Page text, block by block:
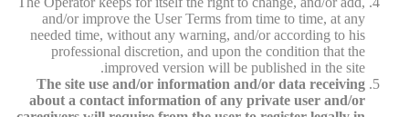
and/or improve the User Terms from time to time, at any
needed time, without any warning, and/or according to his
professional discretion, and upon the condition that the
improved version will be published in the site.
The site use and/or information and/or data receiving
about a contact information of any private user and/or